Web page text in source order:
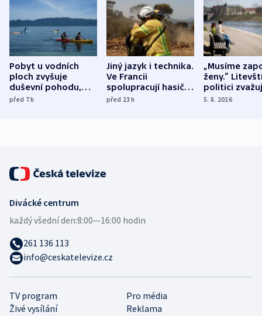
Pobyt u vodních
ploch zvyšuje
duševní pohodu,
ukázala
před 7h
Jiný jazyk i technika.
Ve Francii
spolupracují hasiči z
různých zemí
před 23h
„Musíme
ženy.“
politici
dohodu o
5. 8. 2026
TV program
Pro média
Živé vysílání
Reklama
Divácké centrum
každý všední den:8:00—16:00 hodin
261 136 113
info@ceskatelevize.cz